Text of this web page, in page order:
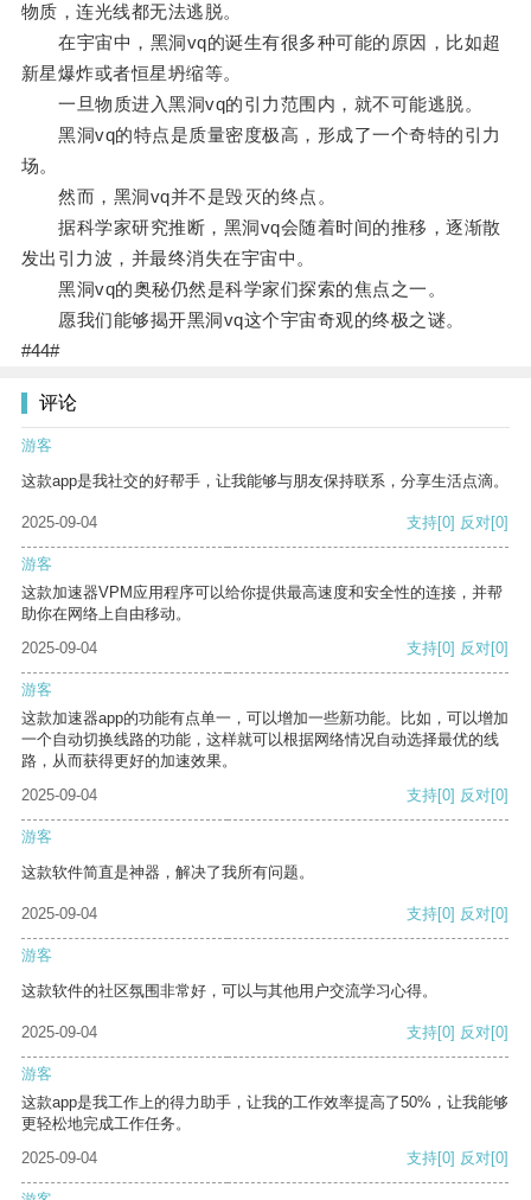
物质，连光线都无法逃脱。
在宇宙中，黑洞vq的诞生有很多种可能的原因，比如超
新星爆炸或者恒星坍缩等。
一旦物质进入黑洞vq的引力范围内，就不可能逃脱。
黑洞vq的特点是质量密度极高，形成了一个奇特的引力
场。
然而，黑洞vq并不是毁灭的终点。
据科学家研究推断，黑洞vq会随着时间的推移，逐渐散
发出引力波，并最终消失在宇宙中。
黑洞vq的奥秘仍然是科学家们探索的焦点之一。
愿我们能够揭开黑洞vq这个宇宙奇观的终极之谜。
#44#
评论
游客
这款app是我社交的好帮手，让我能够与朋友保持联系，分享生活点滴。
2025-09-04 支持[0] 反对[0]
游客
这款加速器VPM应用程序可以给你提供最高速度和安全性的连接，并帮
助你在网络上自由移动。
2025-09-04
支持[0] 反对[0]
游客
这款加速器app的功能有点单一，可以增加一些新功能。比如，可以增加
一个自动切换线路的功能，这样就可以根据网络情况自动选择最优的线
路，从而获得更好的加速效果。
2025-09-04
支持[0] 反对[0]
游客
这款软件简直是神器，解决了我所有问题。
2025-09-04 支持[0] 反对[0]
游客
这款软件的社区氛围非常好，可以与其他用户交流学习心得。
2025-09-04 支持[0] 反对[0]
游客
这款app是我工作上的得力助手，让我的工作效率提高了50%，让我能够
更轻松地完成工作任务。
2025-09-04
支持[0] 反对[0]